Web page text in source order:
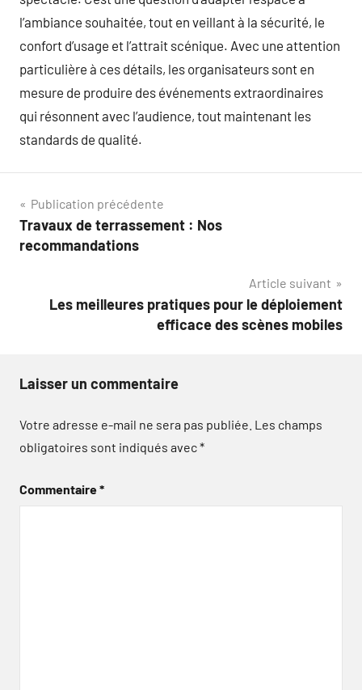
l’ambiance souhaitée, tout en veillant à la sécurité, le
confort d’usage et l’attrait scénique. Avec une attention
particulière à ces détails, les organisateurs sont en
mesure de produire des événements extraordinaires
qui résonnent avec l’audience, tout maintenant les
standards de qualité.
Navigation
de
Publication précédente
Travaux de terrassement : Nos
recommandations
Article suivant
Les meilleures pratiques pour le déploiement
efficace des scènes mobiles
Laisser un commentaire
Votre adresse e-mail ne sera pas publiée. Les champs
obligatoires sont indiqués avec*
Commentaire*